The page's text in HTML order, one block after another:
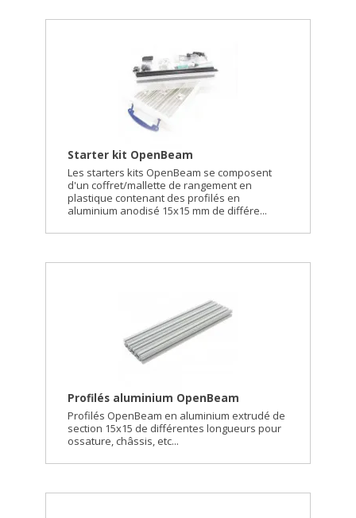
Starter kit OpenBeam
Les starters kits OpenBeam se composent
d'un coffret/mallette de rangement en
plastique contenant des profilés en
aluminium anodisé 15x15 mm de différe...
Profilés aluminium OpenBeam
Profilés OpenBeam en aluminium extrudé de
section 15x15 de différentes longueurs pour
ossature, châssis, etc...